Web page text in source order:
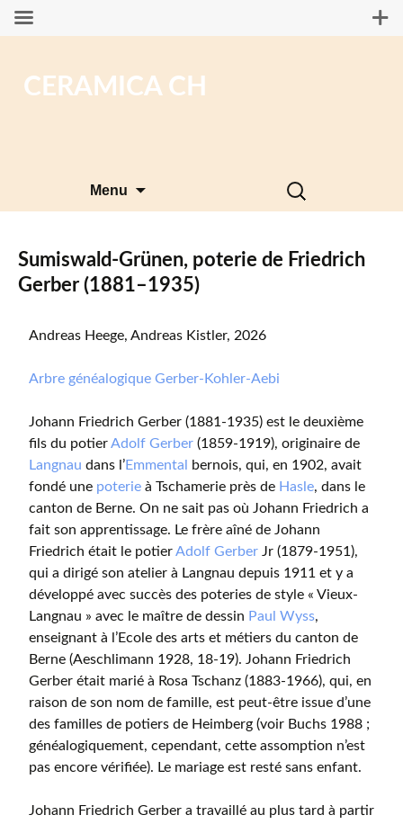
CERAMICA CH
Menu
Rechercher :
Sumiswald-Grünen, poterie de Friedrich
Gerber (1881–1935)
Andreas Heege, Andreas Kistler, 2026
Arbre généalogique Gerber-Kohler-Aebi
Johann Friedrich Gerber (1881-1935) est le deuxième
fils du potierAdolf Gerber (1859-1919), originaire de
Langnau dans l’Emmental
bernois, qui, en 1902, avait
fondé une poterie à Tschamerie près de Hasle, dans le
canton de Berne. On ne sait pas où Johann Friedrich a
fait son apprentissage. Le frère aîné de Johann
Friedrich était le potierAdolf Gerber Jr (1879-1951),
qui a dirigé son atelier à Langnau depuis 1911 et y a
développé avec succès des poteries de style « Vieux-
Langnau » avec le maître de dessin Paul Wyss,
enseignant à l’Ecole des arts et métiers du canton de
Berne (Aeschlimann 1928, 18-19). Johann Friedrich
Gerber était marié à Rosa Tschanz (1883-1966), qui, en
raison de son nom de famille, est peut-être issue d’une
des familles de potiers de Heimberg (voir Buchs 1988 ;
généalogiquement, cependant, cette assomption n’est
pas encore vérifiée). Le mariage est resté sans enfant.
Johann Friedrich Gerber a travaillé au plus tard à partir